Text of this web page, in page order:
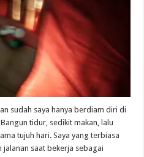
sudah saya hanya berdiam diri di
tidur, sedikit makan, lalu
tujuh hari. Saya yang terbiasa
saat bekerja sebagai